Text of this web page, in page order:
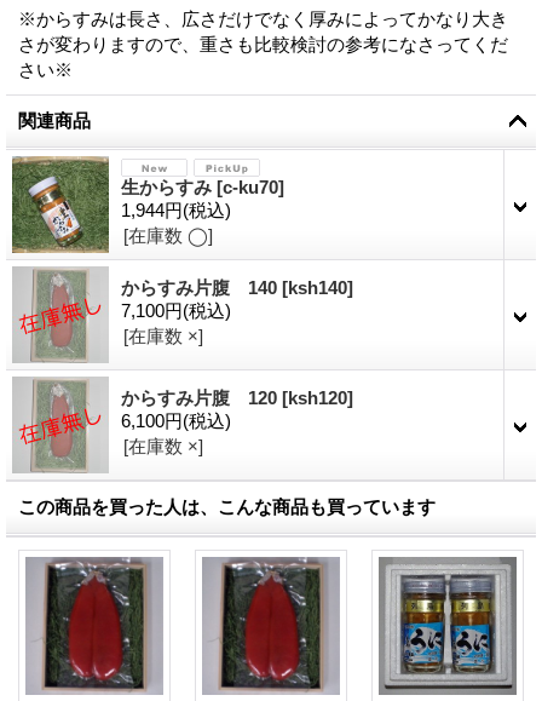
※からすみは長さ、広さだけでなく厚みによってかなり大き
さが変わりますので、重さも比較検討の参考になさってくだ
さい※
関連商品
生からすみ [c-ku70]
1,944円(税込)
[在庫数 ◯]
からすみ片腹 140 [ksh140]
7,100円(税込)
[在庫数 ×]
からすみ片腹 120 [ksh120]
6,100円(税込)
[在庫数 ×]
この商品を買った人は、こんな商品も買っています